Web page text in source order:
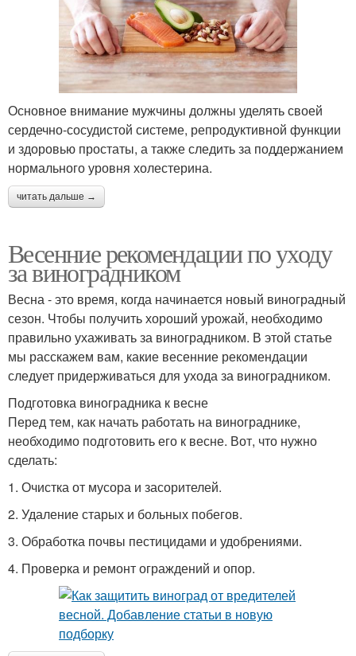
Основное внимание мужчины должны уделять своей
сердечно-сосудистой системе, репродуктивной функции
и здоровью простаты, а также следить за поддержанием
нормального уровня холестерина.
читать дальше →
Весенние рекомендации по уходу
за виноградником
Весна - это время, когда начинается новый виноградный
сезон. Чтобы получить хороший урожай, необходимо
правильно ухаживать за виноградником. В этой статье
мы расскажем вам, какие весенние рекомендации
следует придерживаться для ухода за виноградником.
Подготовка виноградника к весне
Перед тем, как начать работать на винограднике,
необходимо подготовить его к весне. Вот, что нужно
сделать:
1. Очистка от мусора и засорителей.
2. Удаление старых и больных побегов.
3. Обработка почвы пестицидами и удобрениями.
4. Проверка и ремонт ограждений и опор.